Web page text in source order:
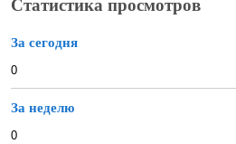
Статистика просмотров
За сегодня
0
За неделю
0